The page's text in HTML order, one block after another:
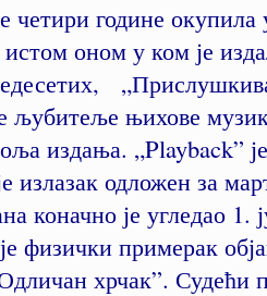
године окупила
оном у ком је
љубитеље њихове
издања. „Playback”
излазак одложен за
коначно је угледао 1.
физички примерак
хрчак”. Судећи